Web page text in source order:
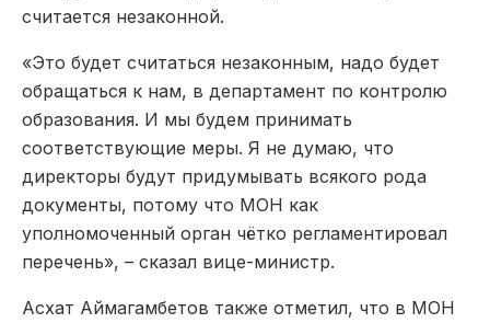
считается незаконной.
«Это будет считаться незаконным, надо будет
обращаться к нам, в департамент по контролю
образования. И мы будем принимать
соответствующие меры. Я не думаю, что
директоры будут придумывать всякого рода
документы, потому что МОН как
уполномоченный орган чётко регламентировал
перечень», – сказал вице-министр.
Асхат Аймагамбетов также отметил, что в МОН